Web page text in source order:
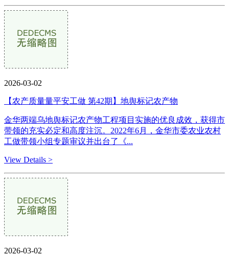
2026-03-02
【农产质量量平安工做 第42期】地舆标记农产物
金华两端乌地舆标记农产物工程项目实施的优良成效，获得市
带领的充实必定和高度注沉。2022年6月，金华市委农业农村
工做带领小组专题审议并出台了《...
View Details >
2026-03-02